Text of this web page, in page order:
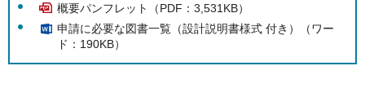
概要パンフレット（PDF：3,531KB）
申請に必要な図書一覧（設計説明書様式 付き）（ワー
ド：190KB）